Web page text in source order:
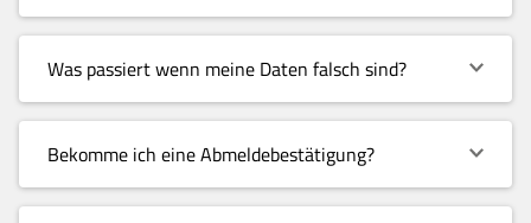
Was passiert wenn meine Daten falsch sind?
Bekomme ich eine Abmeldebestätigung?